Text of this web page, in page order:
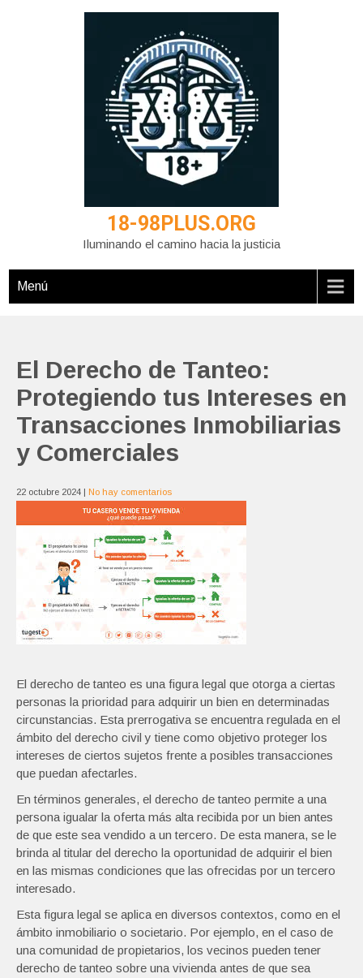
18-98PLUS.ORG
Iluminando el camino hacia la justicia
Menú
El Derecho de Tanteo:
Protegiendo tus Intereses en
Transacciones Inmobiliarias
y Comerciales
22 octubre 2024 | No hay comentarios
El derecho de tanteo es una figura legal que otorga a ciertas
personas la prioridad para adquirir un bien en determinadas
circunstancias. Esta prerrogativa se encuentra regulada en el
ámbito del derecho civil y tiene como objetivo proteger los
intereses de ciertos sujetos frente a posibles transacciones
que puedan afectarles.
En términos generales, el derecho de tanteo permite a una
persona igualar la oferta más alta recibida por un bien antes
de que este sea vendido a un tercero. De esta manera, se le
brinda al titular del derecho la oportunidad de adquirir el bien
en las mismas condiciones que las ofrecidas por un tercero
interesado.
Esta figura legal se aplica en diversos contextos, como en el
ámbito inmobiliario o societario. Por ejemplo, en el caso de
una comunidad de propietarios, los vecinos pueden tener
derecho de tanteo sobre una vivienda antes de que sea